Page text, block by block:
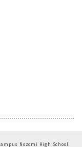
Nozomi High School.